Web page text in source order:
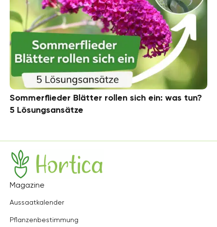
Sommerflieder Blätter rollen sich ein: was tun?
5 Lösungsansätze
Hortica
Magazine
Aussaatkalender
Pflanzenbestimmung